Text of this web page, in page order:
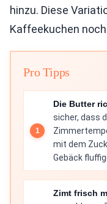
hinzu. Diese
Kaffeekuchen
Pro Tipps
Die Butter
sicher, dass
mit dem
Gebäck
Zimt frisch